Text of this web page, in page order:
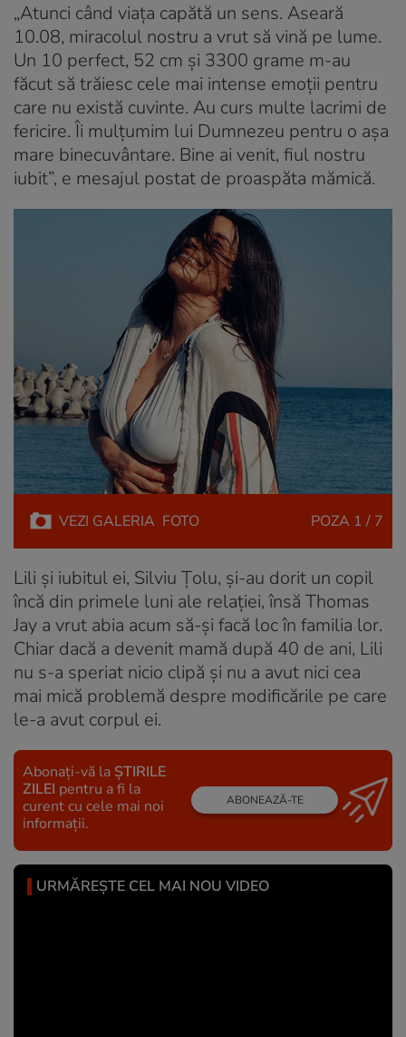
„Atunci când viața capătă un sens. Aseară
10.08, miracolul nostru a vrut să vină pe lume.
Un 10 perfect, 52 cm și 3300 grame m-au
făcut să trăiesc cele mai intense emoții pentru
care nu există cuvinte. Au curs multe lacrimi de
fericire. Îi mulțumim lui Dumnezeu pentru o așa
mare binecuvântare. Bine ai venit, fiul nostru
iubit”, e mesajul postat de proaspăta mămică.
VEZI GALERIA FOTO POZA 1 / 7
Lili și iubitul ei, Silviu Țolu, și-au dorit un copil
încă din primele luni ale relației, însă Thomas
Jay a vrut abia acum să-și facă loc în familia lor.
Chiar dacă a devenit mamă după 40 de ani, Lili
nu s-a speriat nicio clipă și nu a avut nici cea
mai mică problemă despre modificările pe care
le-a avut corpul ei.
Abonați-vă la ȘTIRILE
ZILEI pentru a fi la
curent cu cele mai noi
informații.
ABONEAZĂ-TE
URMĂREȘTE CEL MAI NOU VIDEO